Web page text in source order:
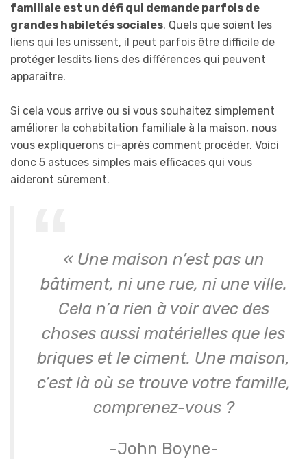
familiale est un défi qui demande parfois de
grandes habiletés sociales. Quels que soient les
liens qui les unissent, il peut parfois être difficile de
protéger lesdits liens des différences qui peuvent
apparaître.
Si cela vous arrive ou si vous souhaitez simplement
améliorer la cohabitation familiale à la maison, nous
vous expliquerons ci-après comment procéder. Voici
donc 5 astuces simples mais efficaces qui vous
aideront sûrement.
« Une maison n’est pas un
bâtiment, ni une rue, ni une ville.
Cela n’a rien à voir avec des
choses aussi matérielles que les
briques et le ciment. Une maison,
c’est là où se trouve votre famille,
comprenez-vous ?
-John Boyne-